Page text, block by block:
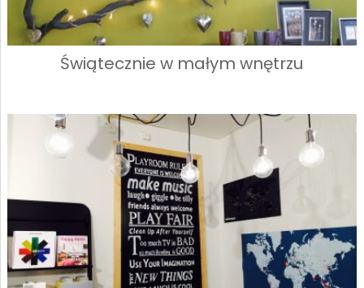
Świątecznie w małym wnętrzu